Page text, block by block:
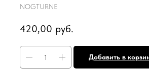
NOGTURNE
420,00 руб.
Добавить в